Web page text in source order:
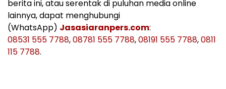
berita ini, atau serentak di puluhan media online
lainnya, dapat menghubungi
(WhatsApp) Jasasiaranpers.com:
08531 555 7788,08781 555 7788,08191 555 7788,0811
115 7788.